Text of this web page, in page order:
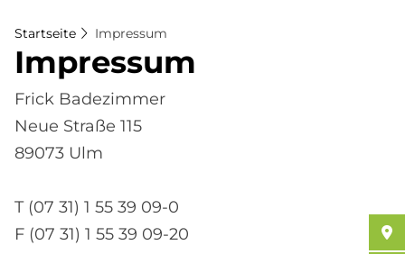
Startseite Impressum
Im­pres­sum
Frick Badezimmer
Neue Straße 115
89073 Ulm
T (07 31) 1 55 39 09-0
F (07 31) 1 55 39 09-20